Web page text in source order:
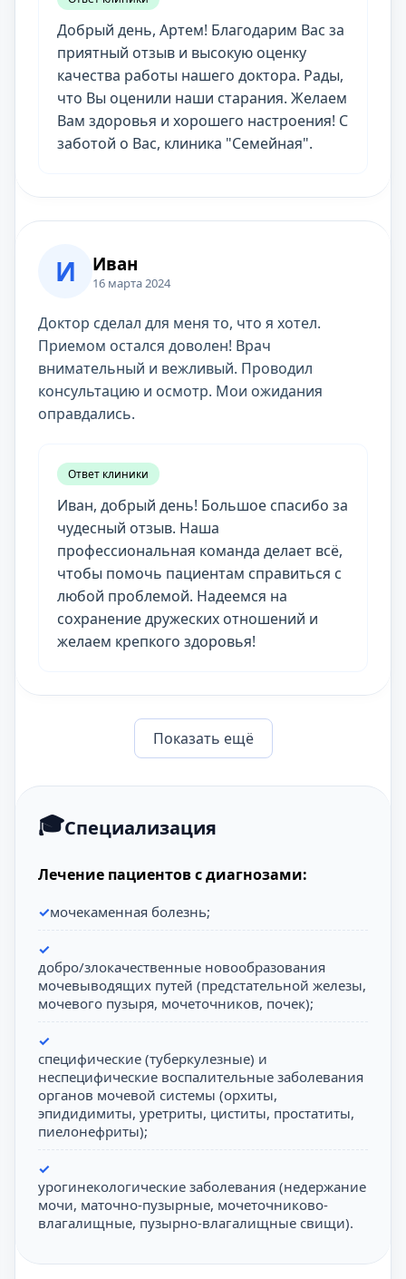
Добрый день, Артем! Благодарим Вас за
приятный отзыв и высокую оценку
качества работы нашего доктора. Рады,
что Вы оценили наши старания. Желаем
Вам здоровья и хорошего настроения! С
заботой о Вас, клиника "Семейная".
И Иван
16 марта 2024
Доктор сделал для меня то, что я хотел.
Приемом остался доволен! Врач
внимательный и вежливый. Проводил
консультацию и осмотр. Мои ожидания
оправдались.
Ответ клиники
Иван, добрый день! Большое спасибо за
чудесный отзыв. Наша
профессиональная команда делает всё,
чтобы помочь пациентам справиться с
любой проблемой. Надеемся на
сохранение дружеских отношений и
желаем крепкого здоровья!
Показать eщё
Специализация
Лечение пациентов с диагнозами:
мочекаменная болезнь;
добро/злокачественные новообразования
мочевыводящих путей (предстательной железы,
мочевого пузыря, мочеточников, почек);
специфические (туберкулезные) и
неспецифические воспалительные заболевания
органов мочевой системы (орхиты,
эпидидимиты, уретриты, циститы, простатиты,
пиелонефриты);
урогинекологические заболевания (недержание
мочи, маточно-пузырные, мочеточниково-
влагалищные, пузырно-влагалищные свищи).